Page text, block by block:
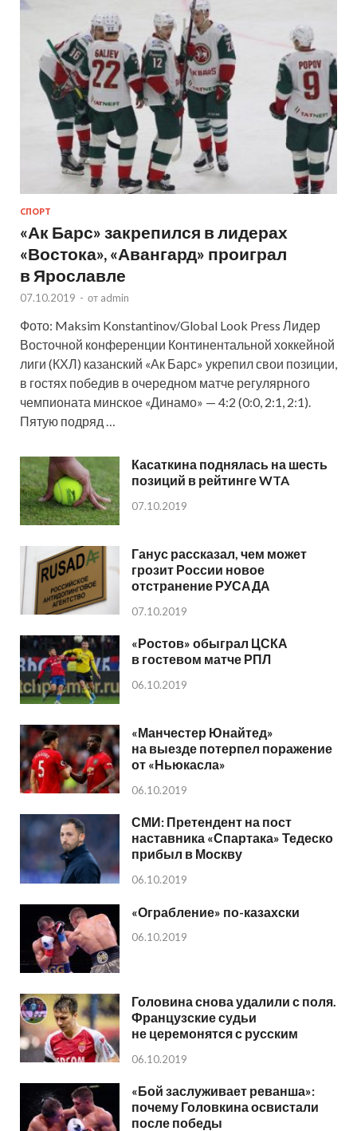
СПОРТ
«Ак Барс» закрепился в лидерах
«Востока», «Авангард» проиграл
в Ярославле
07.10.2019 - от admin
Фото: Maksim Konstantinov/Global Look Press Лидер
Восточной конференции Континентальной хоккейной
лиги (КХЛ) казанский «Ак Барс» укрепил свои позиции,
в гостях победив в очередном матче регулярного
чемпионата минское «Динамо» — 4:2 (0:0, 2:1, 2:1).
Пятую подряд …
Касаткина поднялась на шесть
позиций в рейтинге WTA
07.10.2019
Ганус рассказал, чем может
грозит России новое
отстранение РУСАДА
07.10.2019
«Ростов» обыграл ЦСКА
в гостевом матче РПЛ
06.10.2019
«Манчестер Юнайтед»
на выезде потерпел поражение
от «Ньюкасла»
06.10.2019
СМИ: Претендент на пост
наставника «Спартака» Тедеско
прибыл в Москву
06.10.2019
«Ограбление» по-казахски
06.10.2019
Головина снова удалили с поля.
Французские судьи
не церемонятся с русским
06.10.2019
«Бой заслуживает реванша»:
почему Головкина освистали
после победы